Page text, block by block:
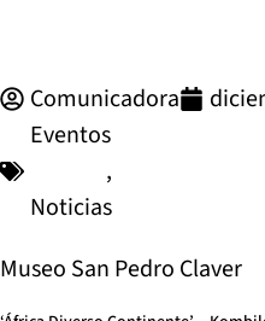
Comunicadora
Eventos
,
Noticias
Museo San Pedro Claver